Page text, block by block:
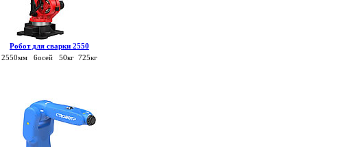
Робот для сварки 2550
2550мм 6осей 50кг 725кг